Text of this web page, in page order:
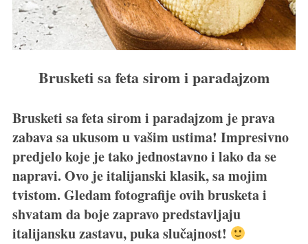
Brusketi sa feta sirom i paradajzom
Brusketi sa feta sirom i paradajzom je prava
zabava sa ukusom u vašim ustima! Impresivno
predjelo koje je tako jednostavno i lako da se
napravi. Ovo je italijanski klasik, sa mojim
tvistom. Gledam fotografije ovih brusketa i
shvatam da boje zapravo predstavljaju
italijansku zastavu, puka slučajnost!